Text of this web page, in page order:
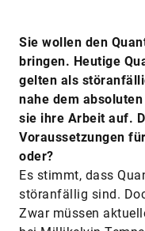
Sie wollen den
bringen. Heutige
gelten als
nahe dem
sie ihre Arbeit auf.
Voraussetzungen
oder?
Es stimmt, dass
störanfällig sind.
Zwar müssen